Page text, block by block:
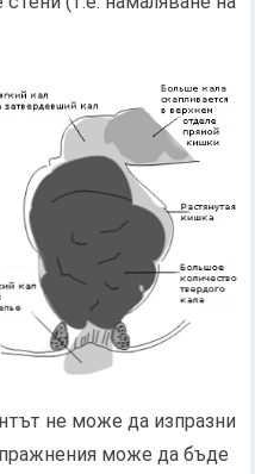
не може да изпразни
може да бъде